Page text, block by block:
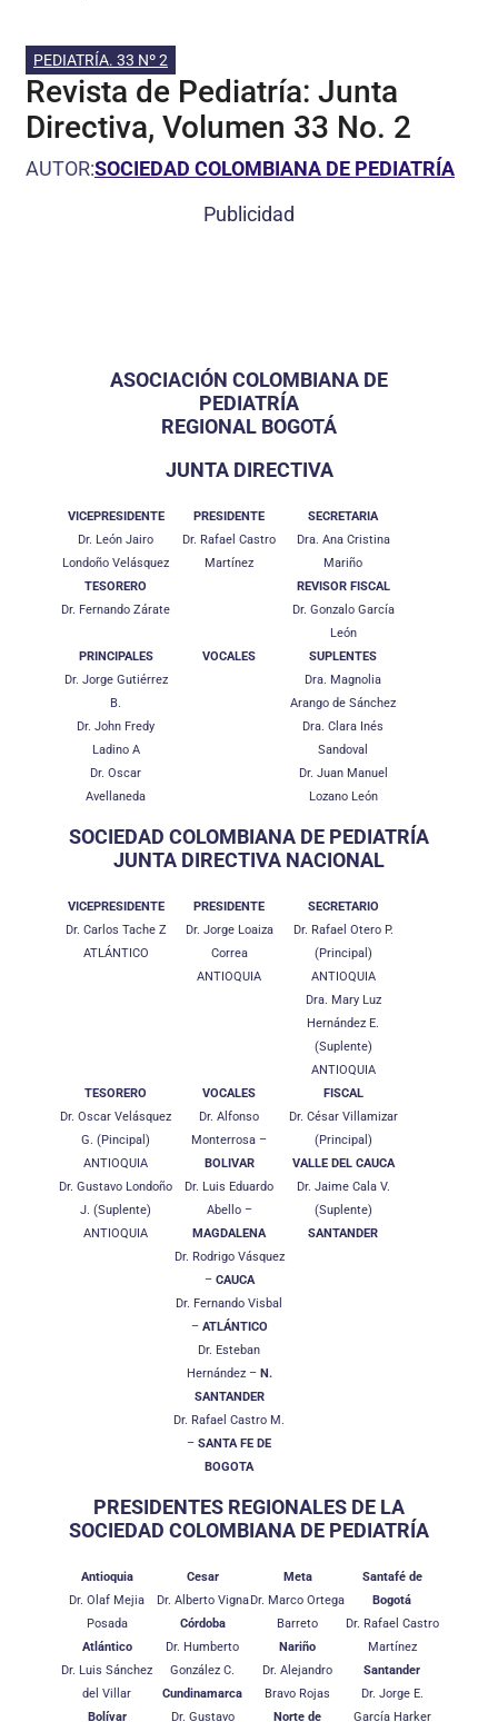
PEDIATRÍA. 33 Nº 2
Revista de Pediatría: Junta
Directiva, Volumen 33 No. 2
AUTOR:SOCIEDAD COLOMBIANA DE PEDIATRÍA
Publicidad
ASOCIACIÓN COLOMBIANA DE
PEDIATRÍA
REGIONAL BOGOTÁ
JUNTA DIRECTIVA
VICEPRESIDENTE
Dr. León Jairo
Londoño Velásquez
TESORERO
Dr. Fernando Zárate
PRESIDENTE
Dr. Rafael Castro
Martínez
SECRETARIA
Dra. Ana Cristina
Mariño
REVISOR FISCAL
Dr. Gonzalo García
León
PRINCIPALES
Dr. Jorge Gutiérrez
B.
Dr. John Fredy
Ladino A
Dr. Oscar
Avellaneda
VOCALES
SUPLENTES
Dra. Magnolia
Arango de Sánchez
Dra. Clara Inés
Sandoval
Dr. Juan Manuel
Lozano León
SOCIEDAD COLOMBIANA DE PEDIATRÍA
JUNTA DIRECTIVA NACIONAL
VICEPRESIDENTE
Dr. Carlos Tache Z
ATLÁNTICO
PRESIDENTE
Dr. Jorge Loaiza
Correa
ANTIOQUIA
SECRETARIO
Dr. Rafael Otero P.
(Principal)
ANTIOQUIA
Dra. Mary Luz
Hernández E.
(Suplente)
ANTIOQUIA
TESORERO
Dr. Oscar Velásquez
G. (Pincipal)
ANTIOQUIA
Dr. Gustavo Londoño
J. (Suplente)
ANTIOQUIA
VOCALES
Dr. Alfonso
Monterrosa –
BOLIVAR
Dr. Luis Eduardo
Abello –
MAGDALENA
Dr. Rodrigo Vásquez
– CAUCA
Dr. Fernando Visbal
– ATLÁNTICO
Dr. Esteban
Hernández –N.
SANTANDER
Dr. Rafael Castro M.
– SANTA FE DE
BOGOTA
FISCAL
Dr. César Villamizar
(Principal)
VALLE DEL CAUCA
Dr. Jaime Cala V.
(Suplente)
SANTANDER
PRESIDENTES REGIONALES DE LA
SOCIEDAD COLOMBIANA DE PEDIATRÍA
Antioquia
Dr. Olaf Mejia
Posada
Atlántico
Dr. Luis Sánchez
del Villar
Bolívar
Cesar
Dr. Alberto Vigna
Córdoba
Dr. Humberto
González C.
Cundinamarca
Dr. Gustavo
Meta
Dr. Marco Ortega
Barreto
Nariño
Dr. Alejandro
Bravo Rojas
Norte de
Santafé de
Bogotá
Dr. Rafael Castro
Martínez
Santander
Dr. Jorge E.
García Harker